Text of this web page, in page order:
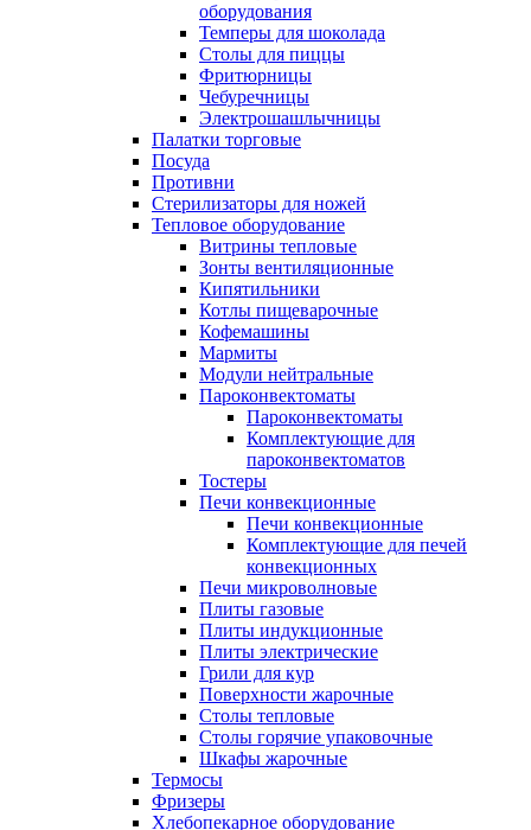
оборудования
Темперы для шоколада
Столы для пиццы
Фритюрницы
Чебуречницы
Электрошашлычницы
Палатки торговые
Посуда
Противни
Стерилизаторы для ножей
Тепловое оборудование
Витрины тепловые
Зонты вентиляционные
Кипятильники
Котлы пищеварочные
Кофемашины
Мармиты
Модули нейтральные
Пароконвектоматы
Пароконвектоматы
Комплектующие для
пароконвектоматов
Тостеры
Печи конвекционные
Печи конвекционные
Комплектующие для печей
конвекционных
Печи микроволновые
Плиты газовые
Плиты индукционные
Плиты электрические
Грили для кур
Поверхности жарочные
Столы тепловые
Столы горячие упаковочные
Шкафы жарочные
Термосы
Фризеры
Хлебопекарное оборудование